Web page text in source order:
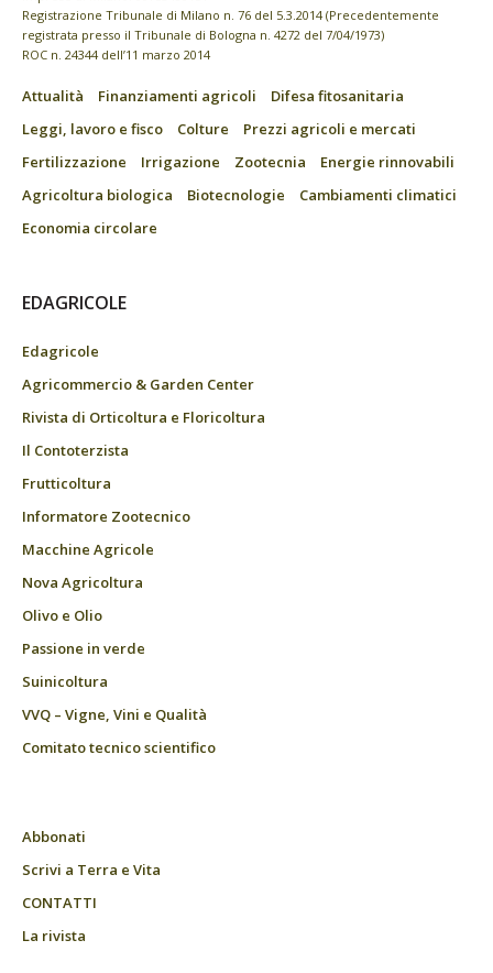
Registrazione Tribunale di Milano n. 76 del 5.3.2014 (Precedentemente
registrata presso il Tribunale di Bologna n. 4272 del 7/04/1973)
ROC n. 24344 dell’11 marzo 2014
Attualità Finanziamenti agricoli
Difesa fitosanitaria
Leggi, lavoro e fisco
Colture
Prezzi agricoli e mercati
Fertilizzazione
Irrigazione Zootecnia
Energie rinnovabili
Agricoltura biologica
Biotecnologie
Cambiamenti climatici
Economia circolare
EDAGRICOLE
Edagricole
Agricommercio & Garden Center
Rivista di Orticoltura e Floricoltura
Il Contoterzista
Frutticoltura
Informatore Zootecnico
Macchine Agricole
Nova Agricoltura
Olivo e Olio
Passione in verde
Suinicoltura
VVQ – Vigne, Vini e Qualità
Comitato tecnico scientifico
Abbonati
Scrivi a Terra e Vita
CONTATTI
La rivista